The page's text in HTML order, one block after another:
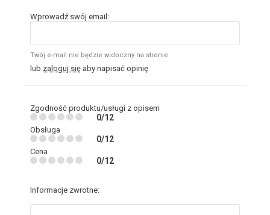
Wprowadź swój email:
Twój e-mail nie będzie widoczny na stronie
lub zaloguj się aby napisać opinię
Zgodność produktu/usługi z opisem
0/12
Obsługa
0/12
Cena
0/12
Informacje zwrotne: